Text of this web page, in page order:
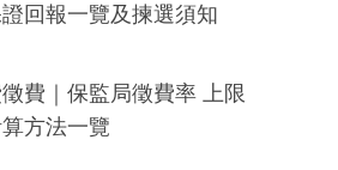
回報一覽及揀選須知
費｜保監局徵費率 上限
方法一覽